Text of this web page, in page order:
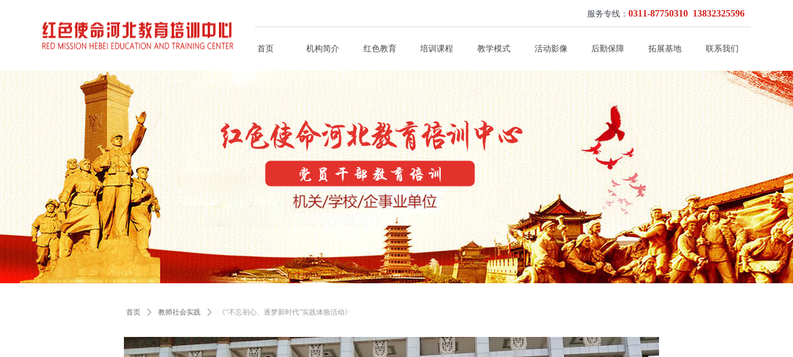
服务专线： 0311-87750310 13832325596
首页 机构简介 红色教育 培训课程 教学模式 活动影像 后勤保障 拓展基地 联系我们
首页 ꄲ 教师社会实践 ꄲ 《“不忘初心、逐梦新时代”实践体验活动》